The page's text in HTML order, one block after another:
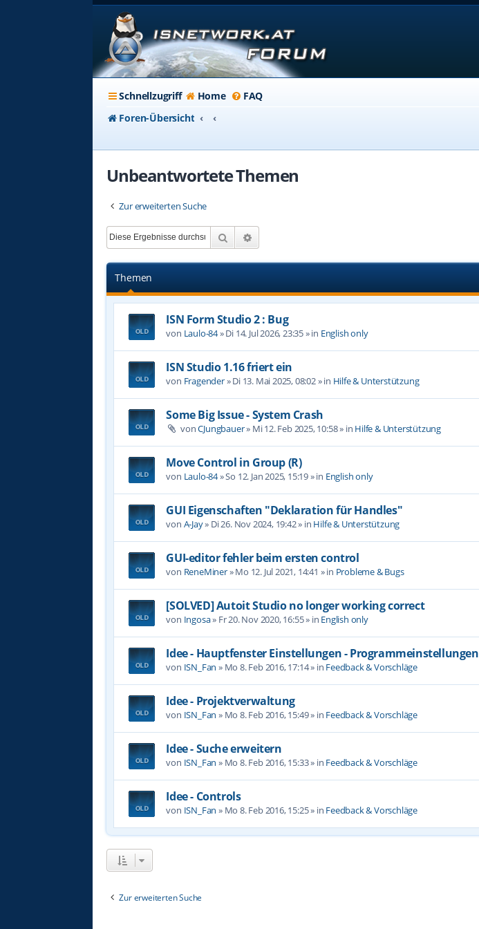
Schnellzugriff Home FAQ
Foren-Übersicht
Unbeantwortete Themen
Zur erweiterten Suche
Suche
Themen
ISN Form Studio 2 : Bug
von Laulo-84»Di 14. Jul 2026, 23:35» in English only
ISN Studio 1.16 friert ein
von Fragender»Di 13. Mai 2025, 08:02» in Hilfe & Unterstützung
Some Big Issue - System Crash
vonCJungbauer» Mi 12. Feb 2025, 10:58» in Hilfe & Unterstützung
Move Control in Group (R)
von Laulo-84»So 12. Jan 2025, 15:19» in English only
GUI Eigenschaften "Deklaration für Handles"
von A-Jay» Di 26. Nov 2024, 19:42» in Hilfe & Unterstützung
GUI-editor fehler beim ersten control
von ReneMiner»Mo 12. Jul 2021, 14:41 » in Probleme & Bugs
[SOLVED] Autoit Studio no longer working correct
von Ingosa» Fr 20. Nov 2020, 16:55» in English only
Idee - Hauptfenster Einstellungen - Programmeinstellungen
von ISN_Fan » Mo 8. Feb 2016, 17:14» in Feedback & Vorschläge
Idee - Projektverwaltung
von ISN_Fan » Mo 8. Feb 2016, 15:49» in Feedback & Vorschläge
Idee - Suche erweitern
von ISN_Fan » Mo 8. Feb 2016, 15:33» in Feedback & Vorschläge
Idee - Controls
von ISN_Fan » Mo 8. Feb 2016, 15:25» in Feedback & Vorschläge
Zur erweiterten Suche